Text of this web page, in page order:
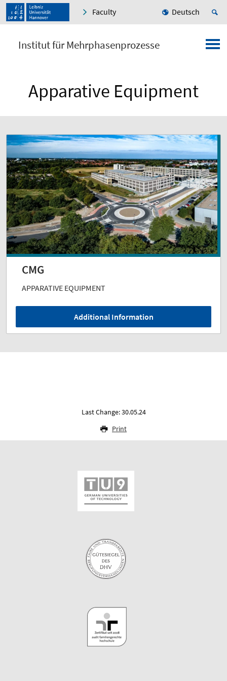
Faculty Deutsch
Institut für Mehrphasenprozesse
Apparative Equipment
CMG
APPARATIVE EQUIPMENT
Additional Information
Last Change: 30.05.24
Print